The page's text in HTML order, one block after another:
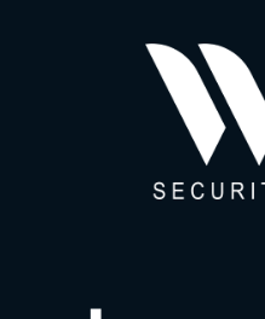
Para uma melhor experiência em
ACTA APT